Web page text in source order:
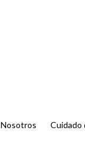
Nosotros Cuidado